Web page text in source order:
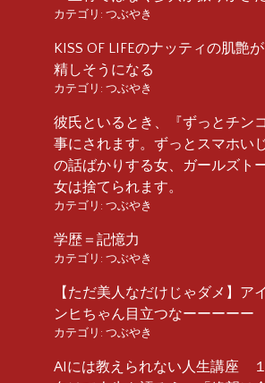
カテゴリ: つぶやき
KISS OF LIFEのナッティの肌艶
精しそうになる
カテゴリ: つぶやき
彼氏といるとき、『ずっとチン
事にされます。ずっとスマホい
の話ばかりする女、ガールズト
女は捨てられます。
カテゴリ: つぶやき
学歴＝記憶力
カテゴリ: つぶやき
【ただ美人なだけじゃダメ】ア
ンヒちゃん目立つなーーーーー
カテゴリ: つぶやき
AIには教えられない人生講座